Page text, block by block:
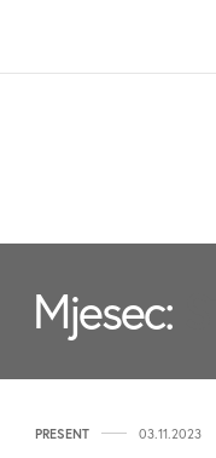
Mjesec:
PRESENT 03.11.2023